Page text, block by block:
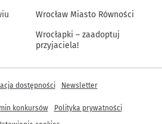
Wrocław Miasto Równości
Wrocłapki – zaadoptuj
przyjaciela!
dostępności Newsletter
konkursów
Polityka prywatności